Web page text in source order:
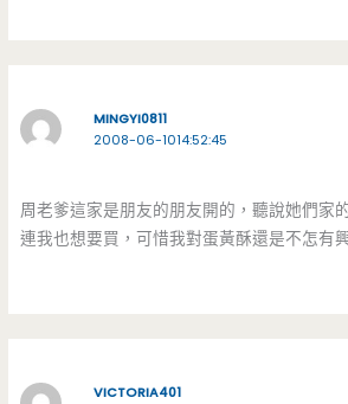
MINGYI0811
2008-06-1014:52:45
周老爹這家是朋友的朋友開的，聽說她們家
連我也想要買，可惜我對蛋黃酥還是不怎有
VICTORIA401